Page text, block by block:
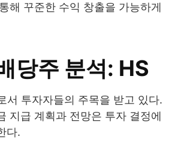
해 꾸준한 수익 창출을 가능하게
당주 분석: HS
서 투자자들의 주목을 받고 있다.
지급 계획과 전망은 투자 결정에
다.